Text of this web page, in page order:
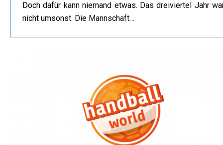
Doch dafür kann niemand etwas. Das dreiviertel Jahr
nicht umsonst. Die Mannschaft…